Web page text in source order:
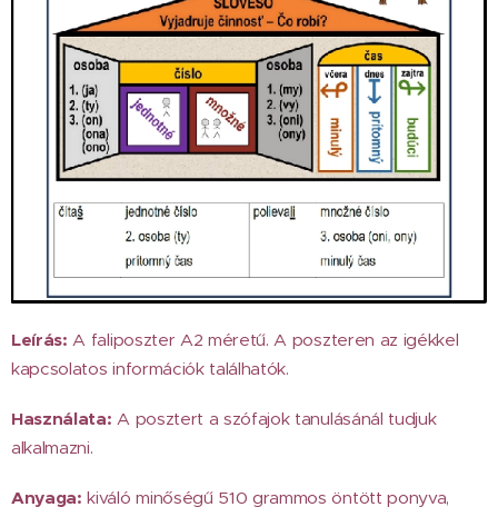
Leírás: A faliposzter A2 méretű. A poszteren az igékkel
kapcsolatos információk találhatók.
Használata: A posztert a szófajok tanulásánál tudjuk
alkalmazni.
Anyaga: kiváló minőségű 510 grammos öntött ponyva,